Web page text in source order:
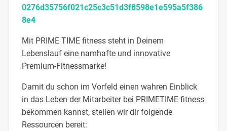
0276d35756f021c25c3c51d3f8598e1e595a5f386
8e4
Mit PRIME TIME fitness steht in Deinem
Lebenslauf eine namhafte und innovative
Premium-Fitnessmarke!
​Damit du schon im Vorfeld einen wahren Einblick
in das Leben der Mitarbeiter bei PRIMETIME fitness
bekommen kannst, ​stellen wir dir folgende
Ressourcen bereit: